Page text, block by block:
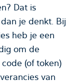
Dat is
je denkt. Bij
om de
van